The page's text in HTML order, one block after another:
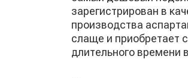
зарегистрирован в
производства
слаще и приобретает
длительного времени